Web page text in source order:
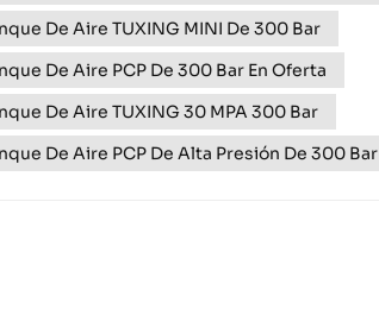
De Aire TUXING MINI De 300 Bar
De Aire PCP De 300 Bar En Oferta
De Aire TUXING 30 MPA 300 Bar
De Aire PCP De Alta Presión De 300 Bar